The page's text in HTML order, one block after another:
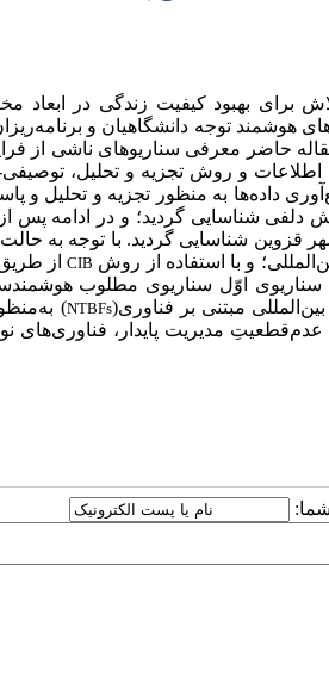
برای بهبود کیفیت زندگی در ابعاد
توجه دانشگاهیان و
حاضر معرفی سناریوهای ناشی از
و روش تجزیه و تحلیل،
داده‌ها به منظور تجزیه و تحلیل و
پژوهش، 16 پیشران از روش دلفی شناسایی گردید؛ و در
قزوین شناسایی گردید. با توجه به
و با استفاده از روش CIBاز طریق
که سناریوی اوّل سناریوی مطلوب
مبتنی بر فناوری(NTBFs) به
مدیریت پایدار، فناوری‌های